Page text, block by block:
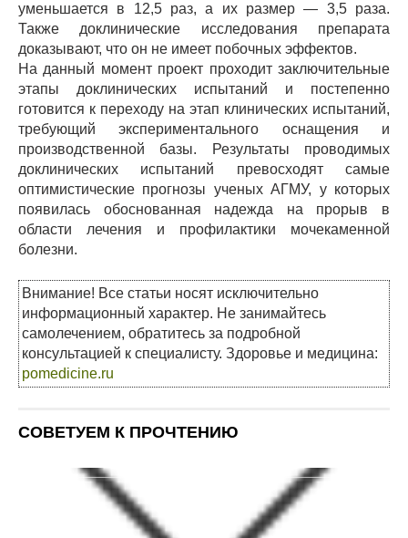
уменьшается в 12,5 раз, а их размер — 3,5 раза.
Также доклинические исследования препарата
доказывают, что он не имеет побочных эффектов.
На данный момент проект проходит заключительные
этапы доклинических испытаний и постепенно
готовится к переходу на этап клинических испытаний,
требующий экспериментального оснащения и
производственной базы. Результаты проводимых
доклинических испытаний превосходят самые
оптимистические прогнозы ученых АГМУ, у которых
появилась обоснованная надежда на прорыв в
области лечения и профилактики мочекаменной
болезни.
Внимание! Все статьи носят исключительно
информационный характер. Не занимайтесь
самолечением, обратитесь за подробной
консультацией к специалисту. Здоровье и медицина:
pomedicine.ru
СОВЕТУЕМ К ПРОЧТЕНИЮ